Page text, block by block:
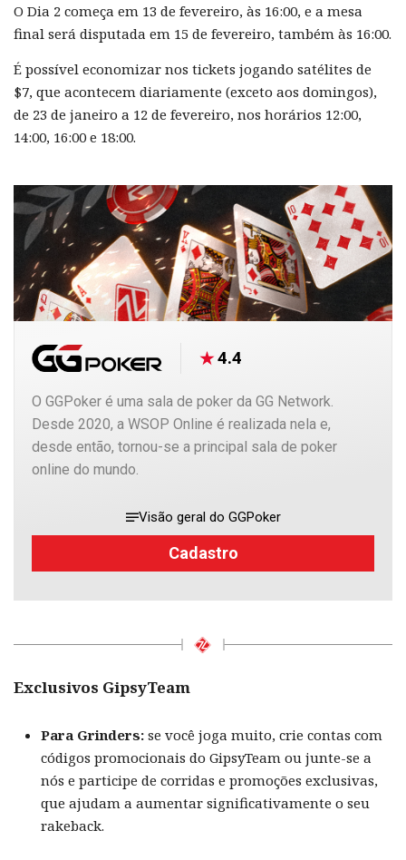
O Dia 2 começa em 13 de fevereiro, às 16:00, e a mesa
final será disputada em 15 de fevereiro, também às 16:00.
É possível economizar nos tickets jogando satélites de
$7, que acontecem diariamente (exceto aos domingos),
de 23 de janeiro a 12 de fevereiro, nos horários 12:00,
14:00, 16:00 e 18:00.
4.4
O GGPoker é uma sala de poker da GG Network.
Desde 2020, a WSOP Online é realizada nela e,
desde então, tornou-se a principal sala de poker
online do mundo.
Visão geral do GGPoker
Cadastro
Exclusivos GipsyTeam
Para Grinders: se você joga muito, crie contas com
códigos promocionais do GipsyTeam ou junte-se a
nós e participe de corridas e promoções exclusivas,
que ajudam a aumentar significativamente o seu
rakeback.